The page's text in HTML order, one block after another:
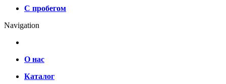
С пробегом
Navigation
О нас
Каталог